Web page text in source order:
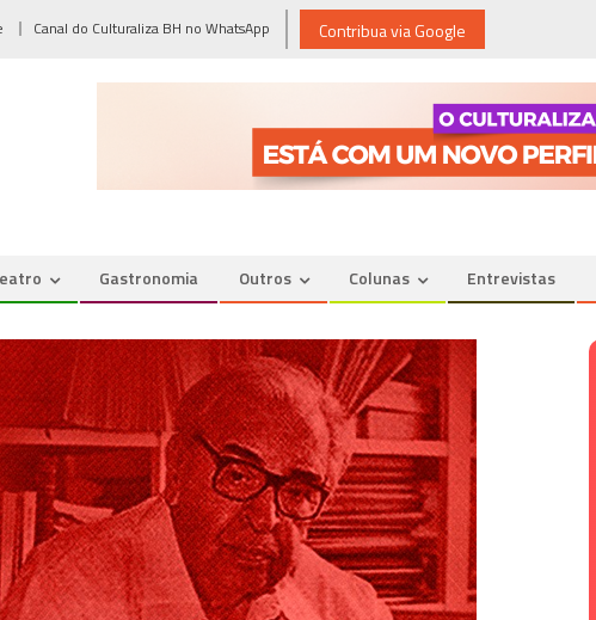
Canal do Culturaliza BH no WhatsApp Contribua via Google
Gastronomia Outros Colunas Entrevistas